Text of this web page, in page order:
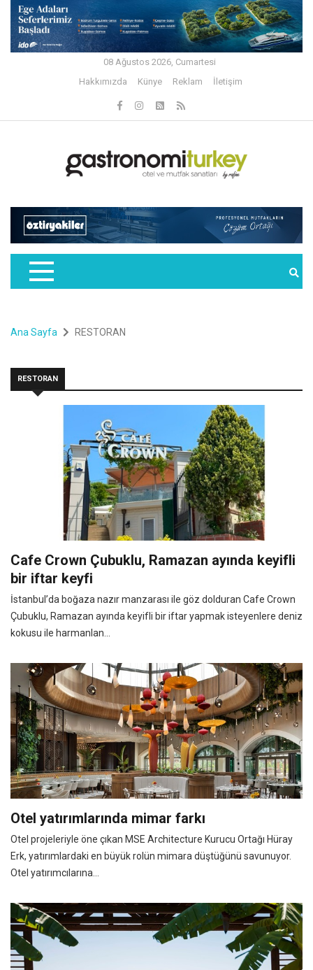
08 Ağustos 2026, Cumartesi
Hakkımızda
Künye Reklam İletişim
Ana Sayfa RESTORAN
RESTORAN
Cafe Crown Çubuklu, Ramazan ayında keyifli
bir iftar keyfi
İstanbul’da boğaza nazır manzarası ile göz dolduran Cafe Crown
Çubuklu, Ramazan ayında keyifli bir iftar yapmak isteyenlere deniz
kokusu ile harmanlan...
Otel yatırımlarında mimar farkı
Otel projeleriyle öne çıkan MSE Architecture Kurucu Ortağı Hüray
Erk, yatırımlardaki en büyük rolün mimara düştüğünü savunuyor.
Otel yatırımcılarına...